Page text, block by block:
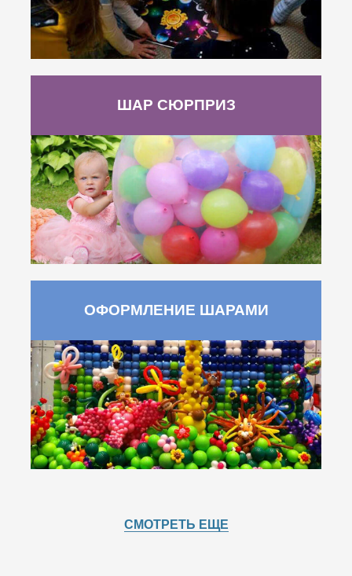
ШАР СЮРПРИЗ
ОФОРМЛЕНИЕ ШАРАМИ
СМОТРЕТЬ ЕЩЕ